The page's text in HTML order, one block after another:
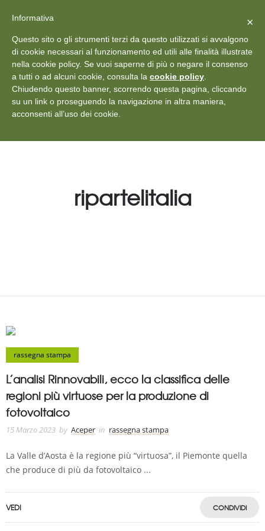
+39 011 18867102 info@aceper.it Statuto
Aceper
ripartelitalia
rassegna stampa
L’analisi Rinnovabili, ecco la classifica delle
regioni più virtuose per la produzione di
fotovoltaico
15 Marzo 2023 by Aceper in rassegna stampa
La Valle d’Aosta è la regione più “virtuosa”, il Piemonte quella
che produce di più da fotovoltaico ...
VEDI CONDIVIDI
Vedi: Protezione dei dati personali ×
Informativa
Questo sito o gli strumenti terzi da questo utilizzati si avvalgono
di cookie necessari al funzionamento ed utili alle finalità illustrate
nella cookie policy. Se vuoi saperne di più o negare il consenso
a tutti o ad alcuni cookie, consulta la cookie policy
Chiudendo questo banner, scorrendo questa pagina, cliccando
su un link o proseguendo la navigazione in altra maniera,
acconsenti all’uso dei cookie.